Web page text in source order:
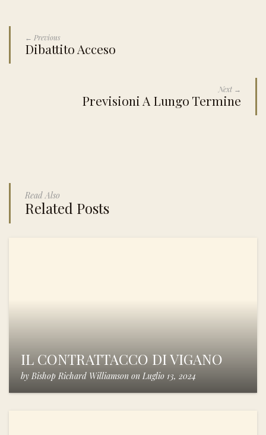
← Previous
Dibattito Acceso
Next →
Previsioni A Lungo Termine
Read Also
Related Posts
IL CONTRATTACCO DI VIGANO
by Bishop Richard Williamson on Luglio 13, 2024